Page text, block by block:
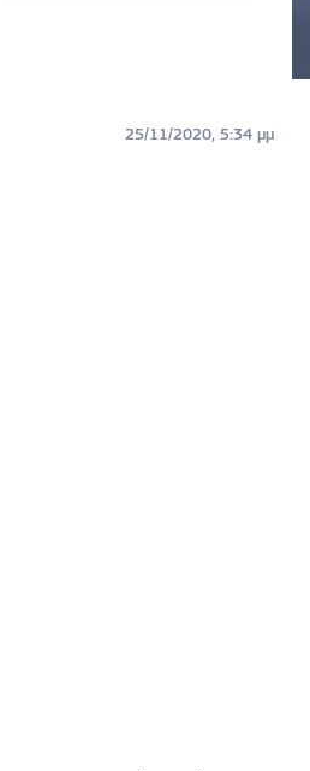
25/11/2020, 5:34 μμ